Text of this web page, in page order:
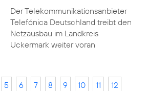
Der Telekommunikationsanbieter
Telefónica Deutschland treibt den
Netzausbau im Landkreis
Uckermark weiter voran
5 6 7 8 9 10 11
12